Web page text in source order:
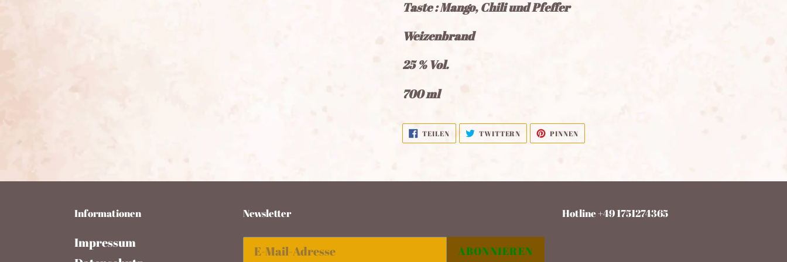
Warenkorb
hinzugefügt
Taste : Mango, Chili und Pfeffer
Weizenbrand
25 % Vol.
700 ml
TEILENAUF
FACEBOOK
TEILEN
TWITTERN
TWITTER
TWITTERN
PINNEN
PINNEN
Informationen
Impressum
Newsletter
ABONNIEREN
Hotline +49 1751274365